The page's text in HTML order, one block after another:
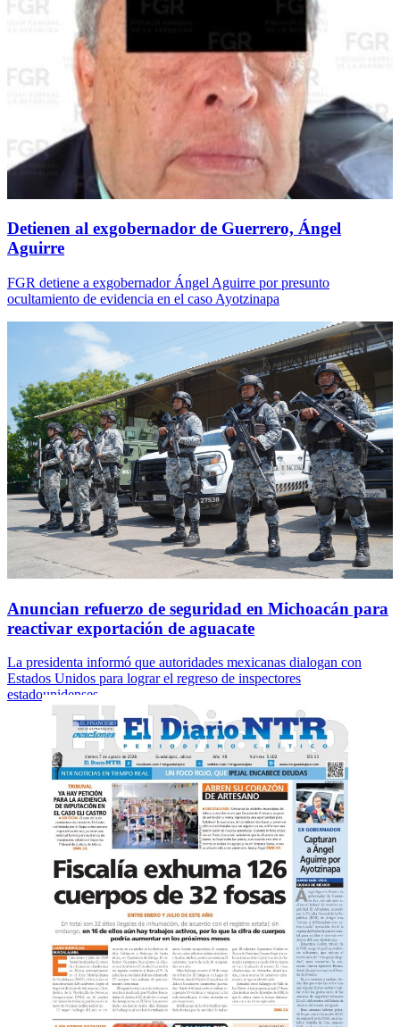
Detienen al exgobernador de Guerrero, Ángel
Aguirre
FGR detiene a exgobernador Ángel Aguirre por presunto
ocultamiento de evidencia en el caso Ayotzinapa
Anuncian refuerzo de seguridad en Michoacán para
reactivar exportación de aguacate
La presidenta informó que autoridades mexicanas dialogan con
Estados Unidos para lograr el regreso de inspectores
estadounidenses